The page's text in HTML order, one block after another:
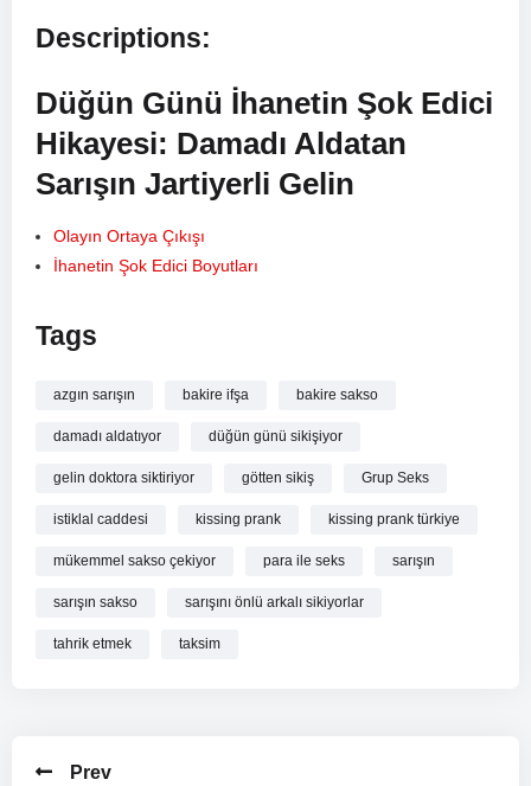
Descriptions:
Düğün Günü İhanetin Şok Edici
Hikayesi: Damadı Aldatan
Sarışın Jartiyerli Gelin
Olayın Ortaya Çıkışı
İhanetin Şok Edici Boyutları
Sonuç
Düğünler genellikle aşk ve mutlulukla dolu güzel günlerdir.
Ancak bazen düğünlerde, beklenmedik olaylar gerçekleşebilir
ve herkesi şaşırtabilir. İşte, Türk medyasını sarsan bir düğün
Hikayesi: Damadı Aldatan Sarışın Jartiyerli Gelin” başlıklı bu
yazıda, olayın ortaya çıkışı, ihanetin şok edici boyutları,
detaylı bilgilere yer vereceğiz.
Tags
azgın sarışın bakire ifşa bakire sakso
damadı aldatıyor düğün günü sikişiyor
gelin doktora siktiriyor götten sikiş Grup Seks
istiklal caddesi kissing prank kissing prank türkiye
mükemmel sakso çekiyor para ile seks sarışın
sarışın sakso sarışını önlü arkalı sikiyorlar
tahrik etmek taksim
Prev